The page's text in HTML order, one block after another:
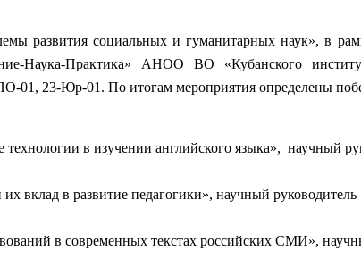
социальных и гуманитарных наук», в
Наука-Практика» АНОО ВО «Кубанского
01, 23-Юр-01. По итогам мероприятия определены
в изучении английского языка», научный
вклад в развитие педагогики», научный
в современных текстах российских СМИ»,